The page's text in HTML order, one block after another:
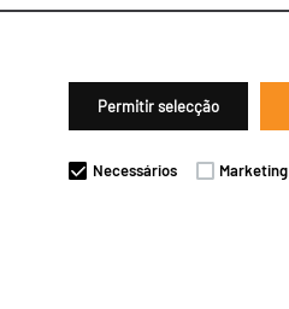
Permitir selecção
Necessários Marketing